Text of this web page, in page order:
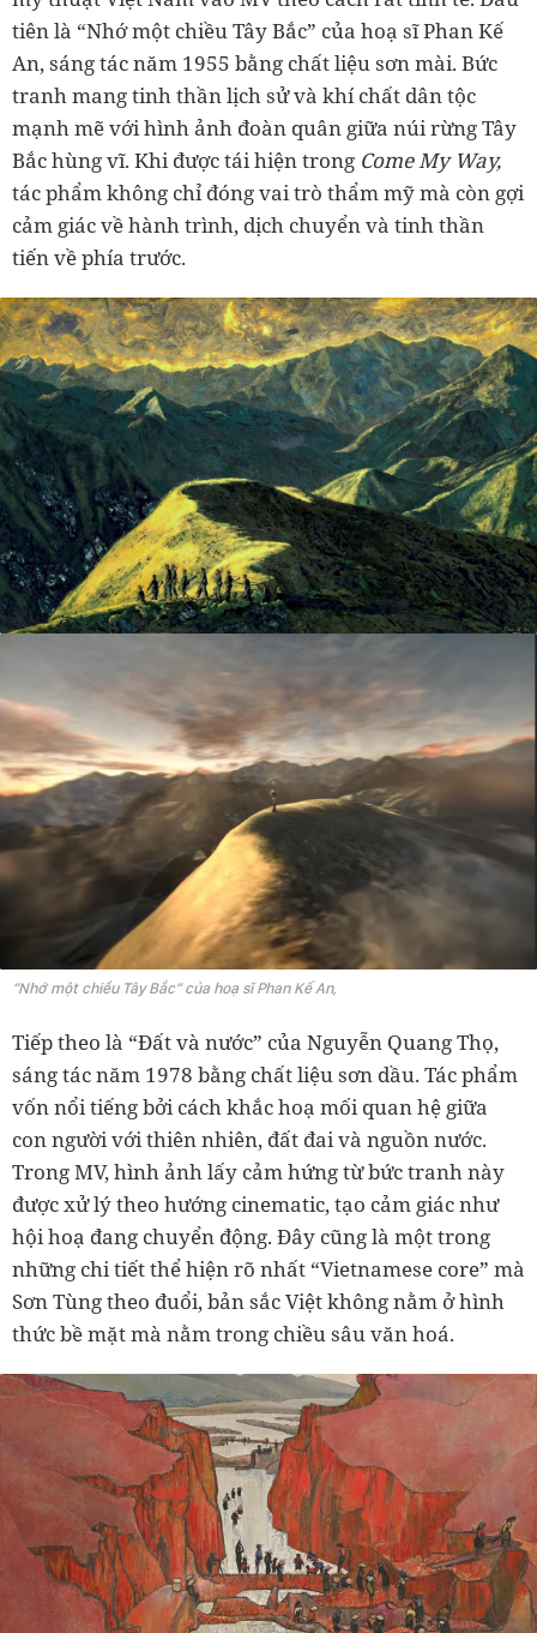
tiên là “Nhớ một chiều Tây Bắc” của hoạ sĩ Phan Kế
An, sáng tác năm 1955 bằng chất liệu sơn mài. Bức
tranh mang tinh thần lịch sử và khí chất dân tộc
mạnh mẽ với hình ảnh đoàn quân giữa núi rừng Tây
Bắc hùng vĩ. Khi được tái hiện trong Come My Way,
tác phẩm không chỉ đóng vai trò thẩm mỹ mà còn gợi
cảm giác về hành trình, dịch chuyển và tinh thần
tiến về phía trước.
“Nhớ một chiều Tây Bắc” của hoạ sĩ Phan Kế An,
Tiếp theo là “Đất và nước” của Nguyễn Quang Thọ,
sáng tác năm 1978 bằng chất liệu sơn dầu. Tác phẩm
vốn nổi tiếng bởi cách khắc hoạ mối quan hệ giữa
con người với thiên nhiên, đất đai và nguồn nước.
Trong MV, hình ảnh lấy cảm hứng từ bức tranh này
được xử lý theo hướng cinematic, tạo cảm giác như
hội hoạ đang chuyển động. Đây cũng là một trong
những chi tiết thể hiện rõ nhất “Vietnamese core” mà
Sơn Tùng theo đuổi, bản sắc Việt không nằm ở hình
thức bề mặt mà nằm trong chiều sâu văn hoá.